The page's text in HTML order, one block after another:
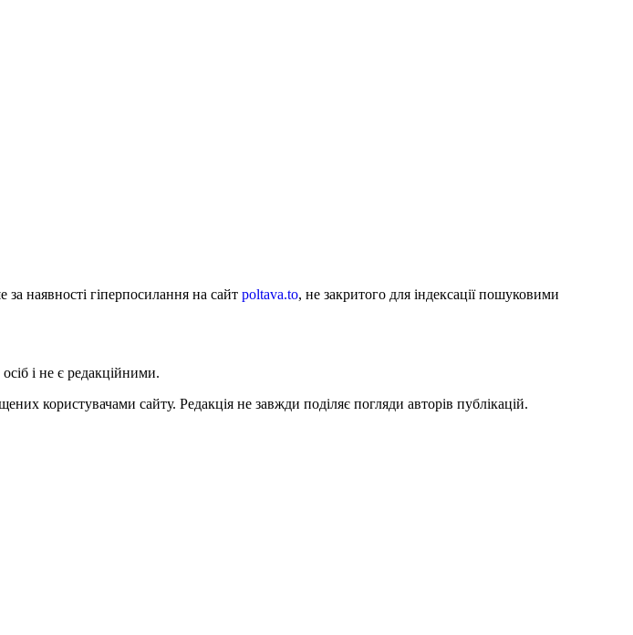
наявності гіперпосилання на сайт poltava.to, не закритого для індексації пошуковими
і не є редакційними.
користувачами сайту. Редакція не завжди поділяє погляди авторів публікацій.